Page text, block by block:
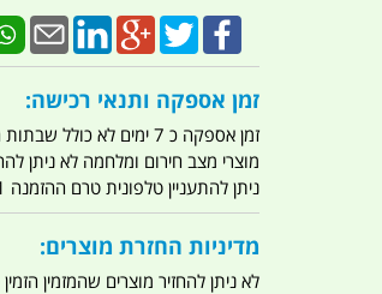
זמן אספקה ותנאי רכישה:
זמן אספקה כ 7 ימים לא כולל שבתות חגים ארועים חריגים מלחמות מגפה מתקפת טרור מתקפת מחשבים
מוצרי מצב חירום ומלחמה לא ניתן
ניתן להתעניין טלפונית טרם ההזמנה 0523214741
מדיניות החזרת מוצרים:
לא ניתן להחזיר מוצרים שהמזמין